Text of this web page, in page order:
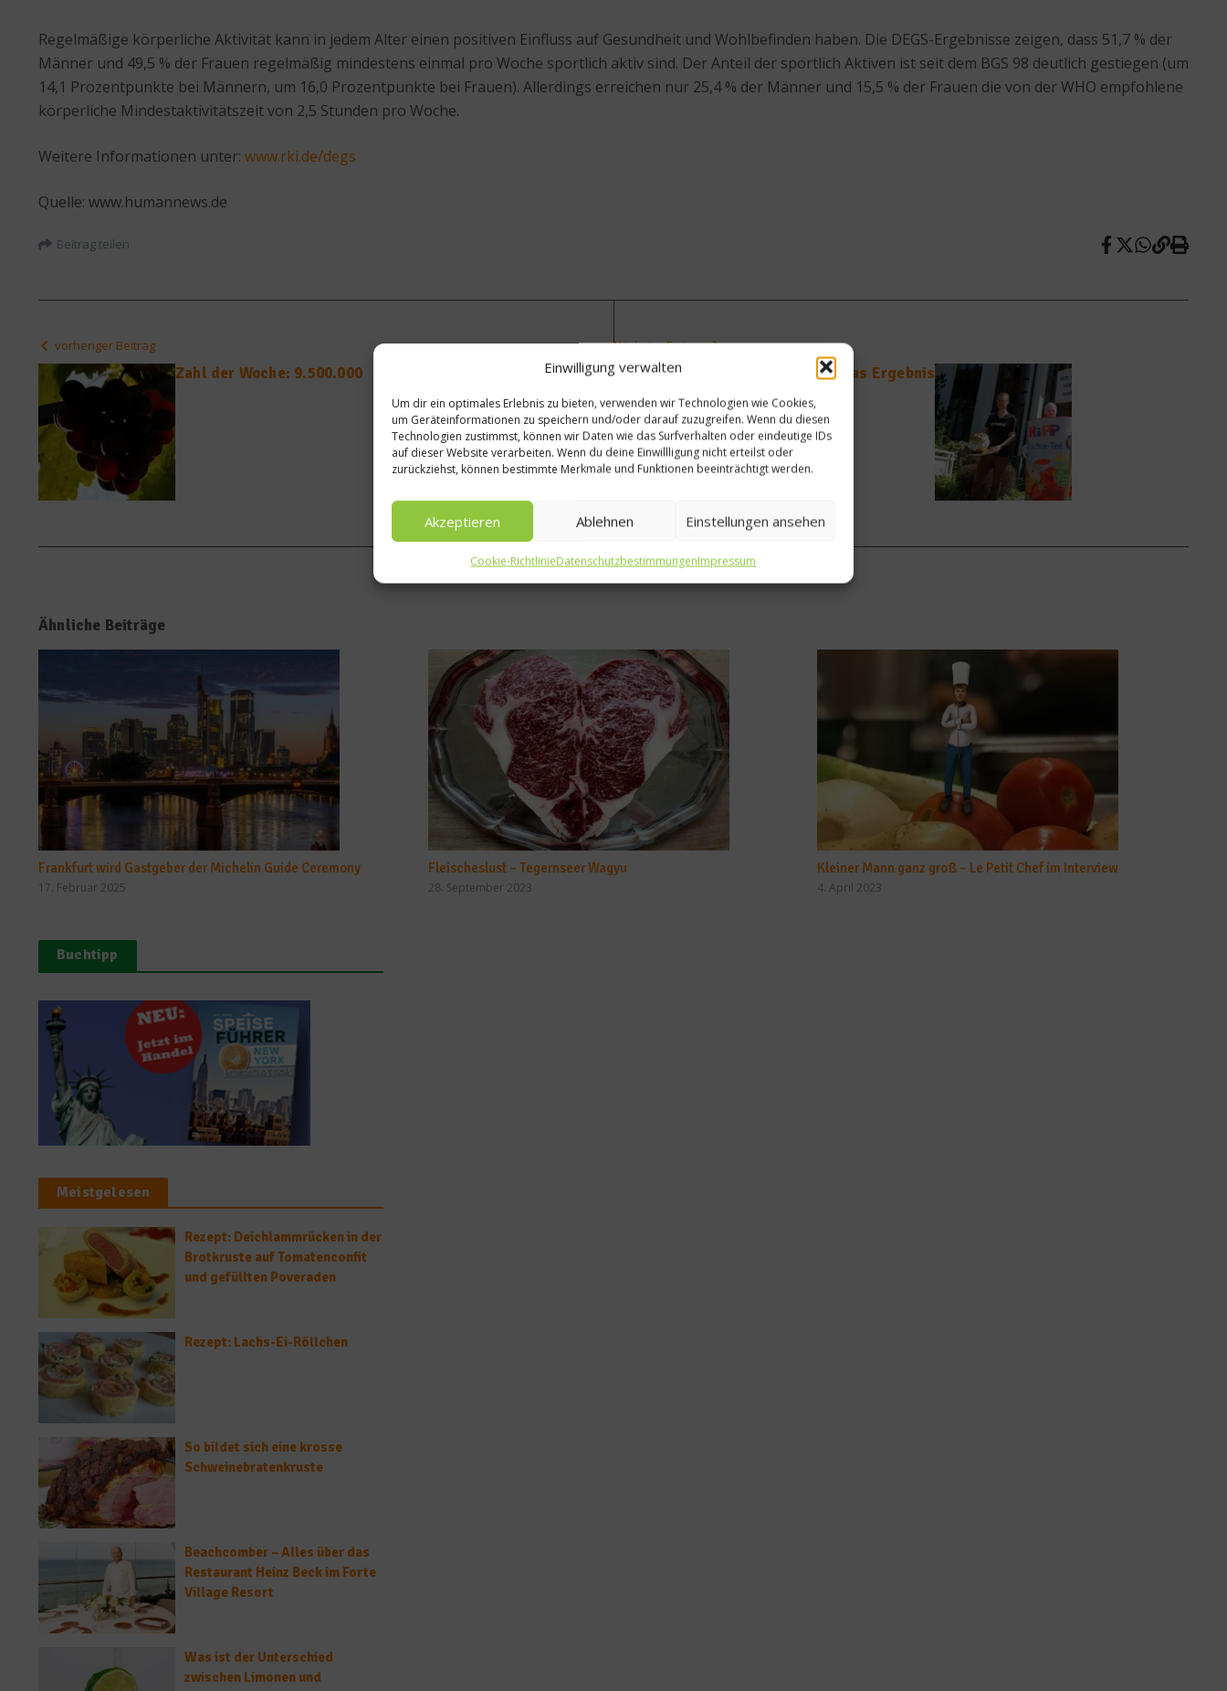
Einwilligung verwalten
Um dir ein optimales Erlebnis zu bieten, verwenden wir Technologien wie Cookies,
um Geräteinformationen zu speichern und/oder darauf zuzugreifen. Wenn du diesen
Technologien zustimmst, können wir Daten wie das Surfverhalten oder eindeutige IDs
auf dieser Website verarbeiten. Wenn du deine Einwillligung nicht erteilst oder
zurückziehst, können bestimmte Merkmale und Funktionen beeinträchtigt werden.
Akzeptieren Ablehnen Einstellungen ansehen
Cookie-RichtlinieDatenschutzbestimmungenImpressum
Regelmäßige körperliche Aktivität kann in jedem Alter einen positiven Einfluss auf Gesundheit und Wohlbefinden haben. Die DEGS-Ergebnisse zeigen, dass 51,7 % der
Männer und 49,5 % der Frauen regelmäßig mindestens einmal pro Woche sportlich aktiv sind. Der Anteil der sportlich Aktiven ist seit dem BGS 98 deutlich gestiegen (um
14,1 Prozentpunkte bei Männern, um 16,0 Prozentpunkte bei Frauen). Allerdings erreichen nur 25,4 % der Männer und 15,5 % der Frauen die von der WHO empfohlene
körperliche Mindestaktivitätszeit von 2,5 Stunden pro Woche.
Weitere Informationen unter: www.rki.de/degs
Quelle: www.humannews.de
Beitrag teilen
vorheriger Beitrag
Zahl der Woche: 9.500.000
Nächster Beitrag
Der Goldene Windbeutel 2012 – Das Ergebnis
Ähnliche Beiträge
Frankfurt wird Gastgeber der Michelin Guide Ceremony
17. Februar 2025
Fleischeslust – Tegernseer Wagyu
28. September 2023
Kleiner Mann ganz groß – Le Petit Chef im Interview
4. April 2023
Buchtipp
Meistgelesen
Rezept: Deichlammrücken in der
Brotkruste auf Tomatenconfit
und gefüllten Poveraden
Rezept: Lachs-Ei-Röllchen
So bildet sich eine krosse
Schweinebratenkruste
Beachcomber – Alles über das
Restaurant Heinz Beck im Forte
Village Resort
Was ist der Unterschied
zwischen Limonen und